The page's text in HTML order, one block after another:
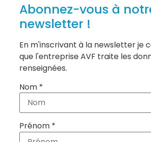
Abonnez-vous à
newsletter !
En m'inscrivant à la newsletter je
que l'entreprise AVF traite les
renseignées.
Nom *
Prénom *